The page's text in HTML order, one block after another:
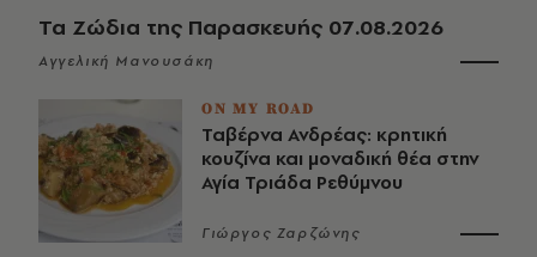
Τα Ζώδια της Παρασκευής 07.08.2026
Αγγελική Μανουσάκη
ON MY ROAD
Ταβέρνα Ανδρέας: κρητική
κουζίνα και μοναδική θέα στην
Αγία Τριάδα Ρεθύμνου
Γιώργος Ζαρζώνης